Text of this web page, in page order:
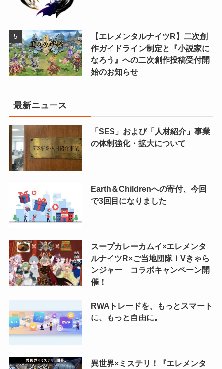
【エレメンタルナイツR】二次創
作ガイドライン制定と『小説家に
なろう』への二次創作投稿受付開
始のお知らせ
最新ニュース
「SES」および「人材紹介」事業
の体制強化・拡大について
Earth＆Childrenへの寄付、今回
で3回目になりました
スープカレーカムイ×エレメンタ
ルナイツR×ご当地団隊！Vきゃら
ンジャー コラボキャンペーン開
催！
RWAトレードを、もっとスマート
に、もっと自由に。
異世界×ミステリ！『エレメンタ